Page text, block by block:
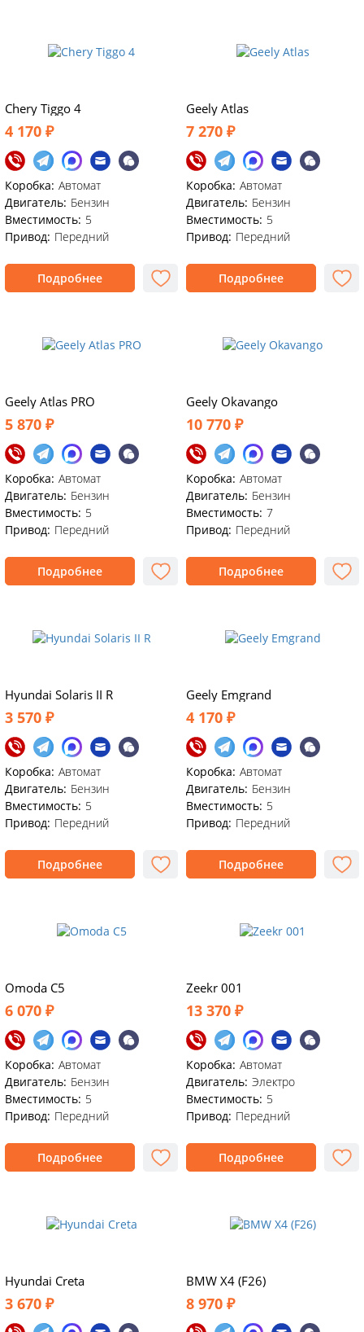
Chery Tiggo 4
4 170 ₽
Коробка: Автомат
Двигатель: Бензин
Вместимость: 5
Привод: Передний
Подробнее
Geely Atlas
7 270 ₽
Коробка: Автомат
Двигатель: Бензин
Вместимость: 5
Привод: Передний
Подробнее
Geely Atlas PRO
5 870 ₽
Коробка: Автомат
Двигатель: Бензин
Вместимость: 5
Привод: Передний
Подробнее
Geely Okavango
10 770 ₽
Коробка: Автомат
Двигатель: Бензин
Вместимость: 7
Привод: Передний
Подробнее
Hyundai Solaris II R
3 570 ₽
Коробка: Автомат
Двигатель: Бензин
Вместимость: 5
Привод: Передний
Подробнее
Geely Emgrand
4 170 ₽
Коробка: Автомат
Двигатель: Бензин
Вместимость: 5
Привод: Передний
Подробнее
Omoda C5
6 070 ₽
Коробка: Автомат
Двигатель: Бензин
Вместимость: 5
Привод: Передний
Подробнее
Zeekr 001
13 370 ₽
Коробка: Автомат
Двигатель: Электро
Вместимость: 5
Привод: Передний
Подробнее
Hyundai Creta
3 670 ₽
BMW X4 (F26)
8 970 ₽